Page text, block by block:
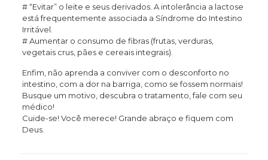
# “Evitar” o leite e seus derivados. A intolerância a lactose
está frequentemente associada a Síndrome do Intestino
Irritável.
# Aumentar o consumo de fibras (frutas, verduras,
vegetais crus, pães e cereais integrais).
Enfim, não aprenda a conviver com o desconforto no
intestino, com a dor na barriga, como se fossem normais!
Busque um motivo, descubra o tratamento, fale com seu
médico!
Cuide-se! Você merece! Grande abraço e fiquem com
Deus.